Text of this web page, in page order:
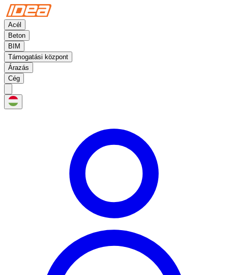
Acél
Beton
BIM
Támogatási központ
Árazás
Cég